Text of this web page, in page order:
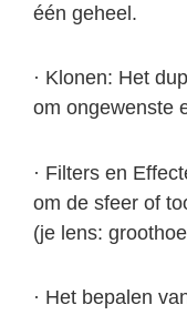
één geheel.
· Klonen: Het
om ongewenste
· Filters en
om de sfeer of
(je lens:
· Het bepalen